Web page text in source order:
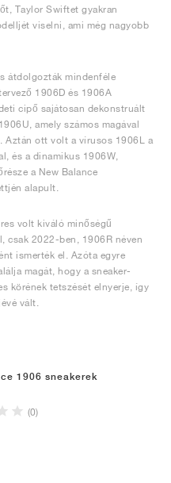
Taylor Swiftet gyakran
viselni, ami még nagyobb
átdolgozták mindenféle
1906D és 1906A
cipő sajátosan dekonstruált
amely számos magával
Aztán ott volt a vírusos 1906L a
és a dinamikus 1906W,
a New Balance
alapult.
volt kiváló minőségű
csak 2022-ben, 1906R néven
ismerték el. Azóta egyre
magát, hogy a sneaker-
körének tetszését elnyerje, így
vált.
1906 sneakerek
(0)